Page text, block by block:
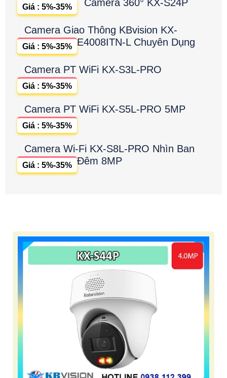
Camera 360° KX-S24P
Giá : 5%-35%
Camera Giao Thông KBvision KX-
E4008ITN-L Chuyên Dụng
Giá : 5%-35%
Camera PT WiFi KX-S3L-PRO
Giá : 5%-35%
Camera PT WiFi KX-S5L-PRO 5MP
Giá : 5%-35%
Camera Wi-Fi KX-S8L-PRO Nhìn Ban
Đêm 8MP
Giá : 5%-35%